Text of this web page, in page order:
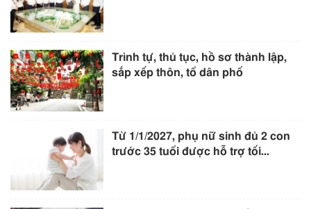
Trình tự, thủ tục, hồ sơ thành lập,
sắp xếp thôn, tổ dân phố
Từ 1/1/2027, phụ nữ sinh đủ 2 con
trước 35 tuổi được hỗ trợ tối...